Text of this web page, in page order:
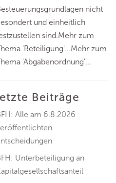
nicht
und einheitlich
sind.Mehr zum
'Beteiligung'...Mehr zum
'Abgabenordnung'...
Beiträge
Alle am 6.8.2026
Unterbeteiligung an